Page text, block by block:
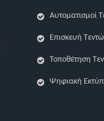
Αυτοματισμοί
Επισκευή
Τοποθέτηση
Ψηφιακή